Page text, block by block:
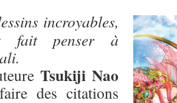
incroyables,
fait penser à
Tsukiji Nao
des citations